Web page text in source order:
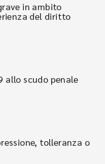
in ambito
del diritto
allo scudo penale
tolleranza o